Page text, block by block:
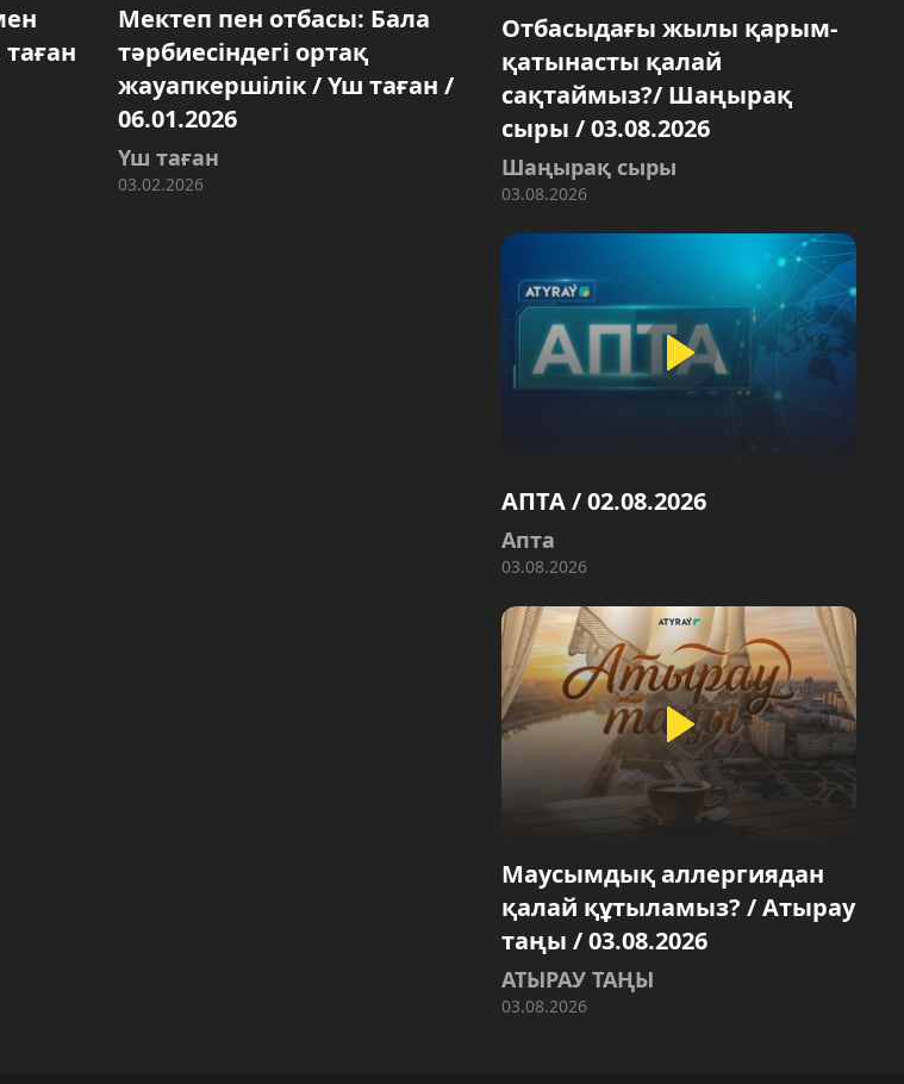
Мектеп пен отбасы: Бала
тәрбиесіндегі ортақ
жауапкершілік / Үш таған /
06.01.2026
Үш таған
03.02.2026
Отбасыдағы жылы қарым-
қатынасты қалай
сақтаймыз?/ Шаңырақ
сыры / 03.08.2026
Шаңырақ сыры
03.08.2026
АПТА / 02.08.2026
Aпта
03.08.2026
Маусымдық аллергиядан
қалай құтыламыз? / Атырау
таңы / 03.08.2026
АТЫРАУ ТАҢЫ
03.08.2026